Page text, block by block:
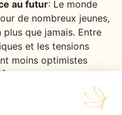
au futur: Le monde
de nombreux jeunes,
plus que jamais. Entre
et les tensions
moins optimistes
qu’ils sont partie
peuvent faire une